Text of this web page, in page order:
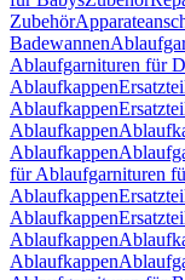
Zubehör
Badewannen
Ablaufgarnituren für
Ablaufkappen
Ablaufkappen
Ablaufkappen
Ablaufkappen
für Ablaufgarnituren
Ablaufkappen
Ablaufkappen
Ablaufkappen
Ablaufkappen